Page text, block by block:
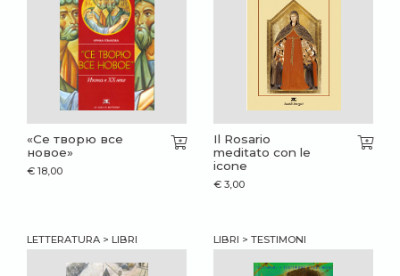
«Се творю все
новое»
€ 18,00
Il Rosario
meditato con le
icone
€ 3,00
LETTERATURA > LIBRI LIBRI > TESTIMONI